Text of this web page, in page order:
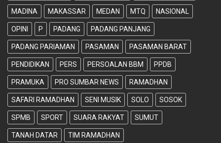
MADINA MAKASSAR MEDAN MTQ NASIONAL
OPINI P PADANG PADANG PANJANG
PADANG PARIAMAN PASAMAN PASAMAN BARAT
PENDIDIKAN PERS PERSOALAN BBM PPDB
PRAMUKA PRO SUMBAR NEWS RAMADHAN
SAFARI RAMADHAN SENI MUSIK SOLO SOSOK
SPMB SPORT SUARA RAKYAT SUMUT
TANAH DATAR TIM RAMADHAN